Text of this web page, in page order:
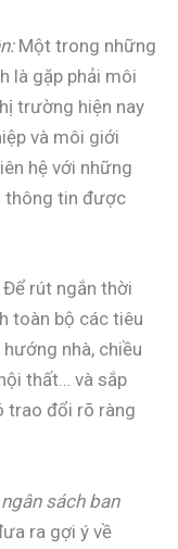
Một trong những
là gặp phải môi
trường hiện nay
và môi giới
hệ với những
thông tin được
Để rút ngắn thời
toàn bộ các tiêu
nhà, chiều
thất… và sắp
trao đổi rõ ràng
sách ban
ra gợi ý về